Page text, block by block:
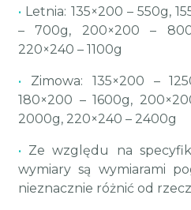
• Letnia: 135×200 – 550g,
– 700g, 200×200 –
220×240 – 1100g
• Zimowa: 135×200 –
180×200 – 1600g,
2000g, 220×240 – 2400g
• Ze względu na
wymiary są wymiarami
nieznacznie różnić od